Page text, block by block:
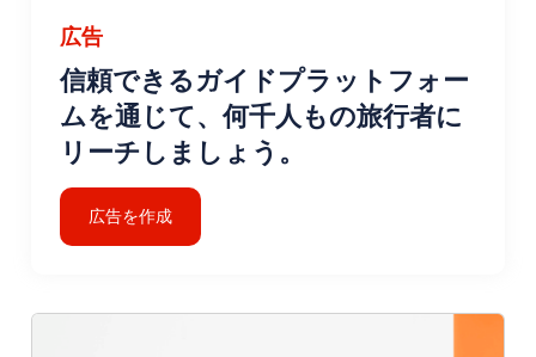
広告
信頼できるガイドプラットフォー
ムを通じて、何千人もの旅行者に
リーチしましょう。
広告を作成